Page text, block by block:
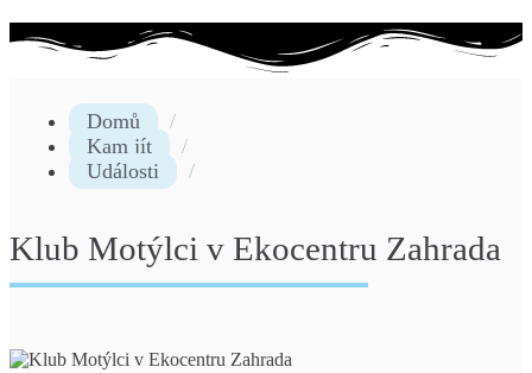
Domů
Kam jít
Události
Klub Motýlci v Ekocentru Zahrada